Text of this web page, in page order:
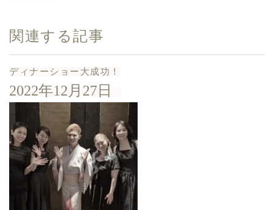
関連する記事
ディナーショー大成功！
2022年12月27日